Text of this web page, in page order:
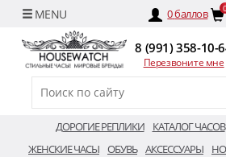
0баллов
8 (991) 358-10-
Перезвоните мне
ДОРОГИЕ РЕПЛИКИ КАТАЛОГ ЧАСОВ
ЖЕНСКИЕ ЧАСЫ ОБУВЬ АКСЕССУАРЫ